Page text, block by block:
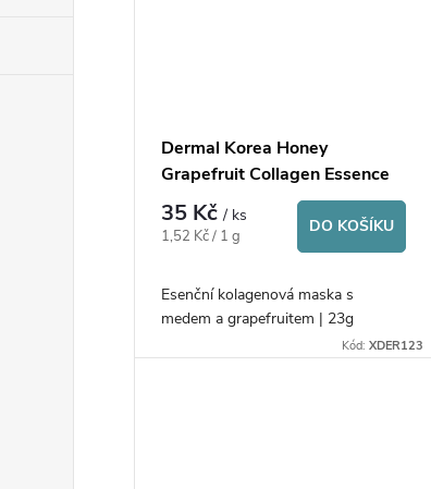
Dermal Korea Honey
Grapefruit Collagen Essence
Mask
35 Kč/ ks
Měrná
1,52 Kč / 1 g
DO KOŠÍKU
Esenční kolagenová maska s
medem a grapefruitem | 23g
Kód:XDER123